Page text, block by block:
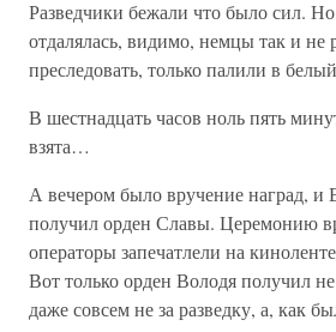
Разведчики бежали что было сил. Но
отдалялась, видимо, немцы так и не
преследовать, только палили в
В шестнадцать часов ноль пять
взята…
А вечером было вручение наград, и
получил орден Славы. Церемонию
операторы запечатлели на
Вот только орден Володя получил
даже совсем не за разведку, а, как